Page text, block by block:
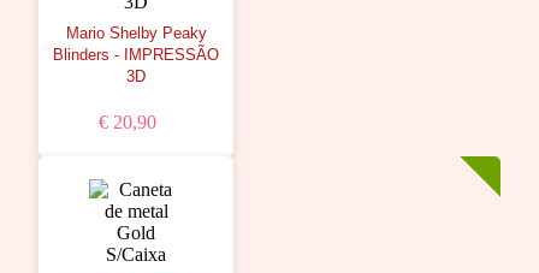
Mario Shelby Peaky
Blinders - IMPRESSÃO
3D
€ 20,90